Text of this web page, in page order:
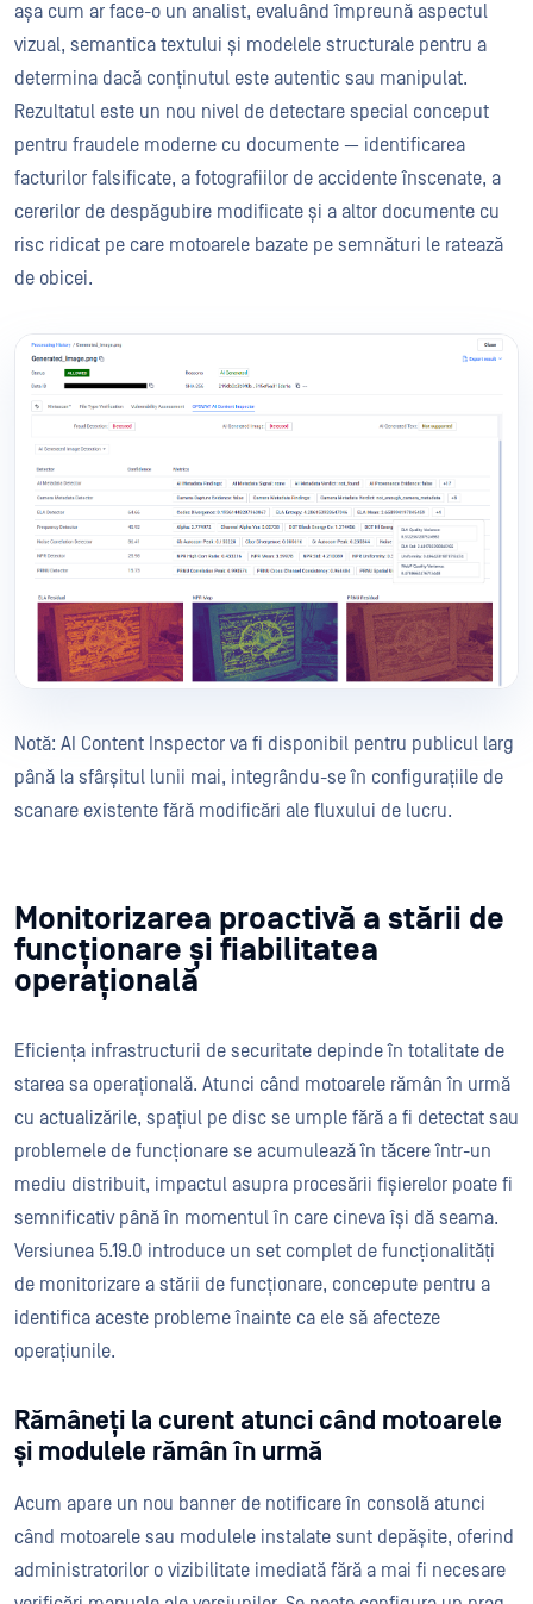
așa cum ar face-o un analist, evaluând împreună aspectul
vizual, semantica textului și modelele structurale pentru a
determina dacă conținutul este autentic sau manipulat.
Rezultatul este un nou nivel de detectare special conceput
pentru fraudele moderne cu documente — identificarea
facturilor falsificate, a fotografiilor de accidente înscenate, a
cererilor de despăgubire modificate și a altor documente cu
risc ridicat pe care motoarele bazate pe semnături le ratează
de obicei.
Notă: AI Content Inspector va fi disponibil pentru publicul larg
până la sfârșitul lunii mai, integrându-se în configurațiile de
scanare existente fără modificări ale fluxului de lucru.
Monitorizarea proactivă a stării de
funcționare și fiabilitatea
operațională
Eficiența infrastructurii de securitate depinde în totalitate de
starea sa operațională. Atunci când motoarele rămân în urmă
cu actualizările, spațiul pe disc se umple fără a fi detectat sau
problemele de funcționare se acumulează în tăcere într-un
mediu distribuit, impactul asupra procesării fișierelor poate fi
semnificativ până în momentul în care cineva își dă seama.
Versiunea 5.19.0 introduce un set complet de funcționalități
de monitorizare a stării de funcționare, concepute pentru a
identifica aceste probleme înainte ca ele să afecteze
operațiunile.
Rămâneți la curent atunci când motoarele
și modulele rămân în urmă
Acum apare un nou banner de notificare în consolă atunci
când motoarele sau modulele instalate sunt depășite, oferind
administratorilor o vizibilitate imediată fără a mai fi necesare